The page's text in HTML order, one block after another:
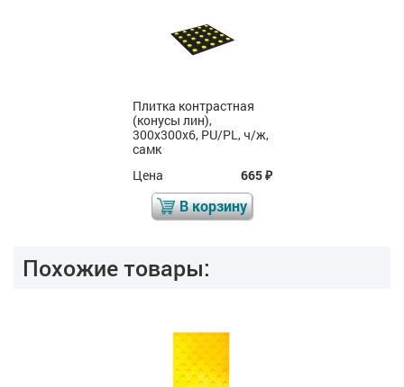
Плитка контрастная
(конусы лин),
300x300x6, PU/PL, ч/ж,
самк
Цена
665₽
В корзину
Похожие товары: